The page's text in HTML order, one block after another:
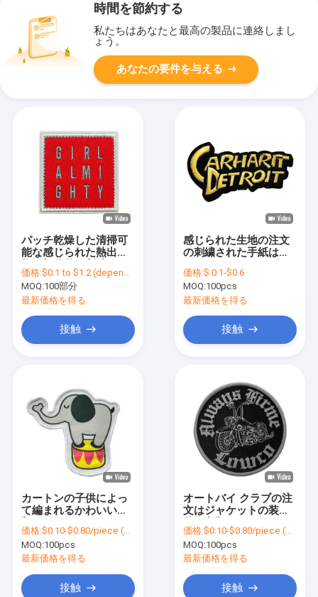
時間を節約する
私たちはあなたと最高の製品に連絡しまし
ょう。
あなたの要件を与える
パッチ乾燥した清掃可
能な感じられた熱出版
た鉄
価格:$0.1 to $1.2 (depends on the design and order quantity)
MOQ:100部分
最新価格を得る
接触
感じられた生地の注文
の刺繍された手紙はジ
ための鉄を修繕する
価格:$ 0.1-$0.6
MOQ:100pcs
最新価格を得る
接触
カートンの子供によっ
て編まれるかわいい衣
Shrinkproofのステッ
チの鉄にパッチを当て
ます
価格:$0.10-$0.80/piece (depends on the design and order quantity)
MOQ:100pcs
最新価格を得る
接触
オートバイ クラブの注
文はジャケットの装飾
めのパッチのアイロン
を縫います
価格:$0.10-$0.80/piece (depends on the design and order quantity)
MOQ:100pcs
最新価格を得る
接触